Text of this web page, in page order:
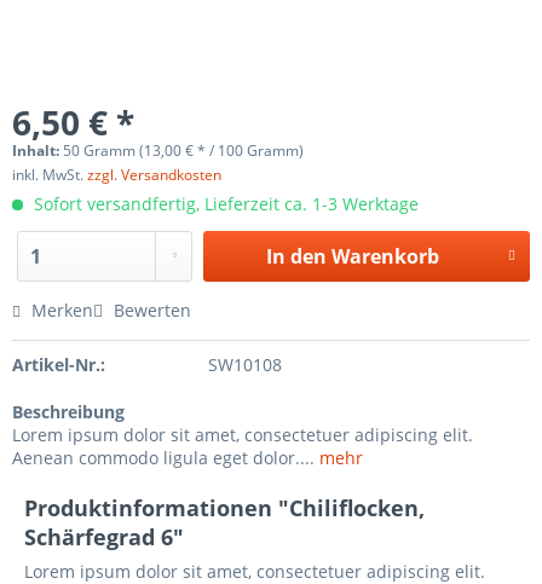
6,50 € *
Inhalt: 50 Gramm (13,00 € * / 100 Gramm)
inkl. MwSt.zzgl. Versandkosten
Sofort versandfertig, Lieferzeit ca. 1-3 Werktage
In den Warenkorb
Merken Bewerten
Artikel-Nr.: SW10108
Beschreibung
Lorem ipsum dolor sit amet, consectetuer adipiscing elit.
Aenean commodo ligula eget dolor.... mehr
Produktinformationen "Chiliflocken,
Schärfegrad 6"
Lorem ipsum dolor sit amet, consectetuer adipiscing elit.